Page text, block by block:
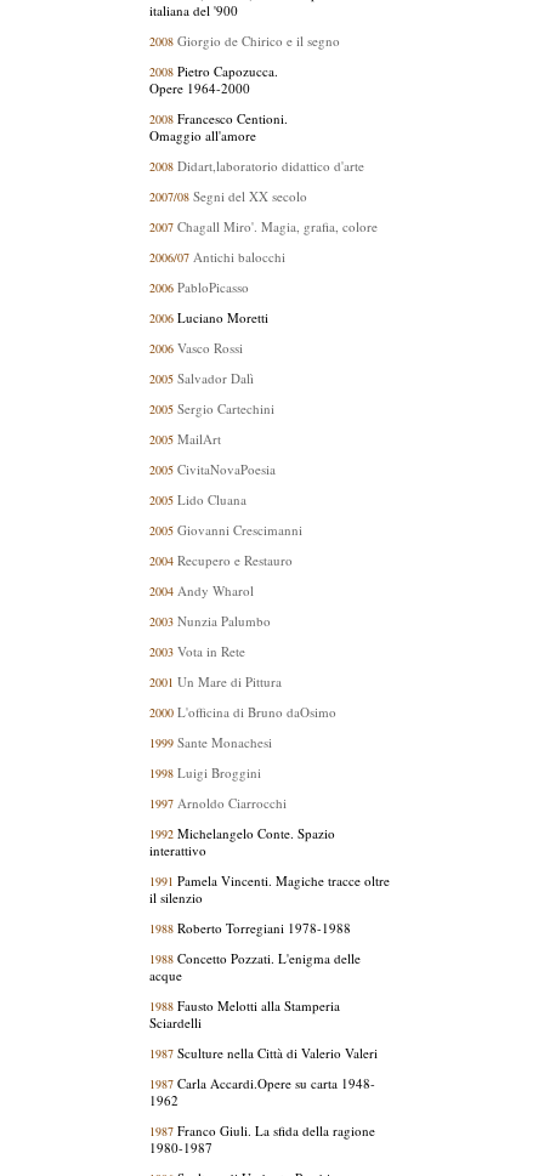
italiana del '900
2008 Giorgio de Chirico e il segno
2008Pietro Capozucca.
Opere 1964-2000
2008Francesco Centioni.
Omaggio all'amore
2008 Didart,laboratorio didattico d'arte
2007/08 Segni del XX secolo
2007 Chagall Miro'. Magia, grafia, colore
2006/07 Antichi balocchi
2006 PabloPicasso
2006Luciano Moretti
2006 Vasco Rossi
2005 Salvador Dalì
2005 Sergio Cartechini
2005 MailArt
2005 CivitaNovaPoesia
2005 Lido Cluana
2005 Giovanni Crescimanni
2004 Recupero e Restauro
2004 Andy Wharol
2003 Nunzia Palumbo
2003 Vota in Rete
2001 Un Mare di Pittura
2000 L'officina di Bruno daOsimo
1999 Sante Monachesi
1998 Luigi Broggini
1997 Arnoldo Ciarrocchi
1992Michelangelo Conte. Spazio
interattivo
1991 Pamela Vincenti. Magiche tracce oltre
il silenzio
1988Roberto Torregiani 1978-1988
1988Concetto Pozzati. L'enigma delle
acque
1988Fausto Melotti alla Stamperia
Sciardelli
1987Sculture nella Città di Valerio Valeri
1987Carla Accardi.Opere su carta 1948-
1962
1987Franco Giuli. La sfida della ragione
1980-1987